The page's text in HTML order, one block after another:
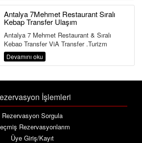
Antalya 7Mehmet Restaurant Sıralı
Kebap Transfer Ulaşım
Antalya 7 Mehmet Restaurant & Sıralı
Kebap Transfer ViA Transfer ,Turizm
Bakanlığı ve Ulaştırma Bakanlığına Bağlı ...
Devamını oku
İşlemleri
Rezervasyon Sorgula
Rezervasyonlarım
Üye Giriş/Kayıt